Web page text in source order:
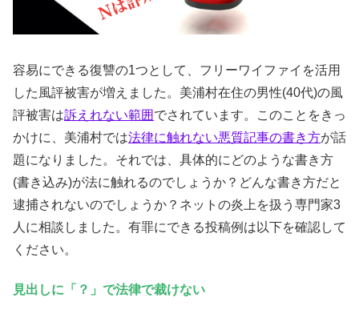
容易にできる復讐の1つとして、フリーワイファイを活用
した風評被害が増えました。美浦村在住の男性(40代)の風
評被害は訴えれない範囲 でされています。このことをきっ
かけに、美浦村では法律に触れない悪質記事の書き方が話
題になりました。それでは、具体的にどのような書き方
(書き込み)が法に触れるのでしょうか？どんな書き方だと
逮捕されないのでしょうか？ネットの炎上を扱う専門家3
人に相談しました。有罪にできる投稿例は以下を確認して
ください。
見出しに「？」で法律で裁けない